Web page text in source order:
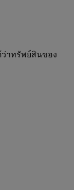
าทรัพย์สินของ